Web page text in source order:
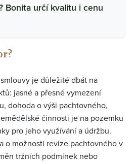
Bonita určí kvalitu i cenu
je důležité dbát na
jasné a přesné vymezení
dohoda o výši pachtovného,
činnosti je na pozemku
pro jeho využívání a údržbu.
o možnosti revize pachtovného v
tržních podmínek nebo